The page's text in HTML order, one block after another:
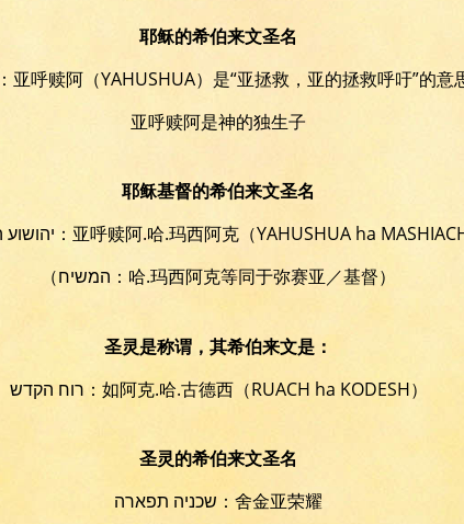
耶稣的希伯来文圣名
יהושוע：亚呼赎阿（YAHUSHUA） 是“亚拯救，亚的拯救呼吁”的意
亚呼赎阿是神的独生子
耶稣基督的希伯来文圣名
יהושוע המשיח：亚呼赎阿.哈.玛西阿克（YAHUSHUA ha
（המשיח：哈.玛西阿克等同于弥赛亚／基督）
圣灵是称谓，其希伯来文是：
רוח הקדש：如阿克.哈.古德西（RUACH ha KODESH）
圣灵的希伯来文圣名
שכניה תפארה：舍金亚荣耀